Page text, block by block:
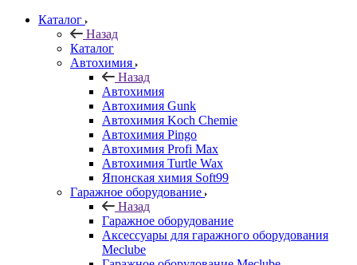
Каталог
Назад
Каталог
Автохимия
Назад
Автохимия
Автохимия Gunk
Автохимия Koch Chemie
Автохимия Pingo
Автохимия Profi Max
Автохимия Turtle Wax
Японская химия Soft99
Гаражное оборудование
Назад
Гаражное оборудование
Аксессуары для гаражного оборудования
Meclube